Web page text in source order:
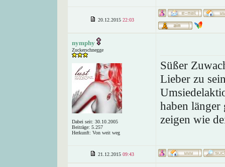
20.12.2015 22:03
nymphy
Zuckerschnegge
Dabei seit: 30.10.2005
Beiträge: 5.257
Herkunft: Von weit weg
Süßer
Lieber zu
haben länger
zeigen wie
21.12.2015 09:43